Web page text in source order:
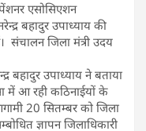
पेंशनर एसोसिएशन
बहादुर उपाध्याय की
संचालन जिला मंत्री उदय
बहादुर उपाध्याय ने बताया
में आ रही कठिनाईयों के
20 सितम्बर को जिला
ज्ञापन जिलाधिकारी